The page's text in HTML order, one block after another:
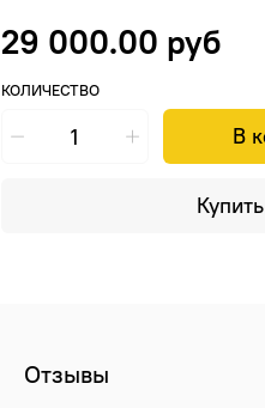
29 000.00 руб
КОЛИЧЕСТВО
В
Отзывы